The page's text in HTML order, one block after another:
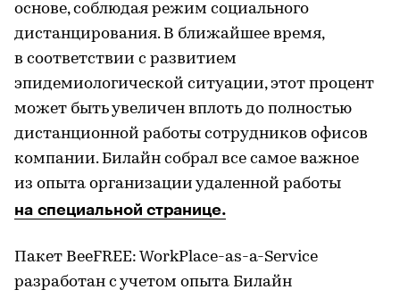
основе, соблюдая режим социального
дистанцирования. В ближайшее время,
в соответствии с развитием
эпидемиологической ситуации, этот процент
может быть увеличен вплоть до полностью
дистанционной работы сотрудников офисов
компании. Билайн собрал все самое важное
из опыта организации удаленной работы
на специальной странице.
Пакет BeeFREE: WorkPlace-as-a-Service
разработан с учетом опыта Билайн